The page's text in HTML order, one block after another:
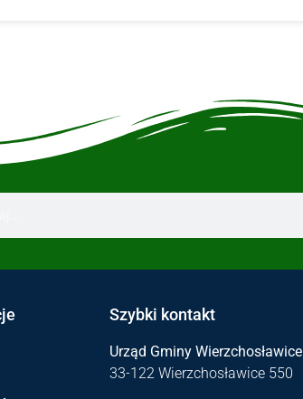
Szybki kontakt
Urząd Gminy Wierzchosławice
33-122 Wierzchosławice 550